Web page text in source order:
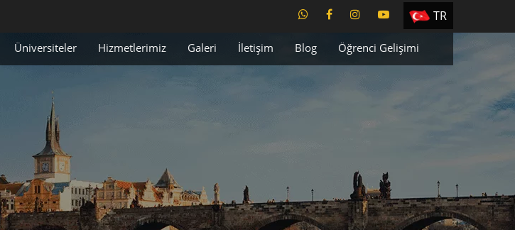
ES
TR
Üniversiteler Hizmetlerimiz Galeri İletişim Blog Öğrenci Gelişimi